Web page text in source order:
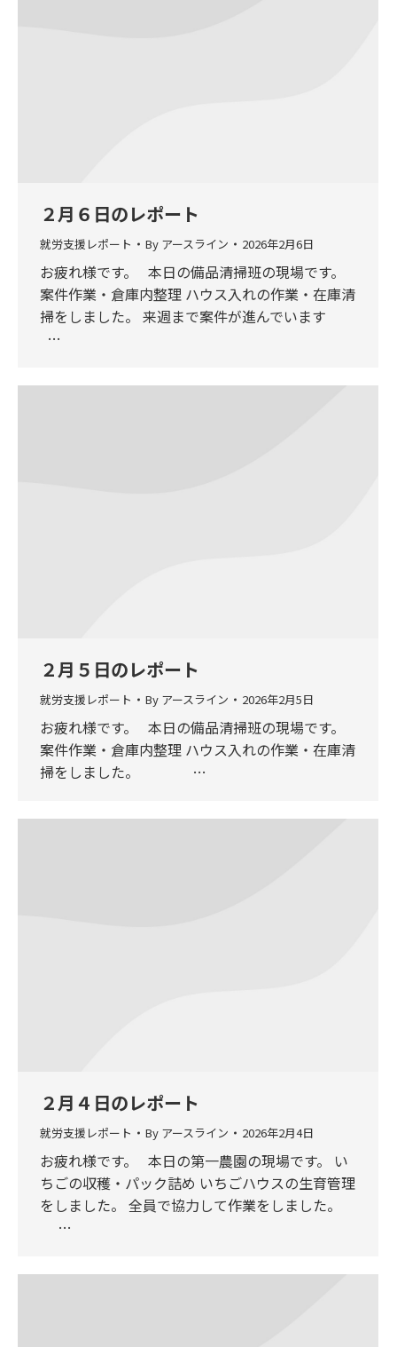
２月６日のレポート
就労支援レポート By アースライン 2026年2月6日
お疲れ様です。 本日の備品清掃班の現場です。
案件作業・倉庫内整理 ハウス入れの作業・在庫清
掃をしました。 来週まで案件が進んでいます
…
２月５日のレポート
就労支援レポート By アースライン 2026年2月5日
お疲れ様です。 本日の備品清掃班の現場です。
案件作業・倉庫内整理 ハウス入れの作業・在庫清
掃をしました。 …
２月４日のレポート
就労支援レポート By アースライン 2026年2月4日
お疲れ様です。 本日の第一農園の現場です。 い
ちごの収穫・パック詰め いちごハウスの生育管理
をしました。 全員で協力して作業をしました。
…